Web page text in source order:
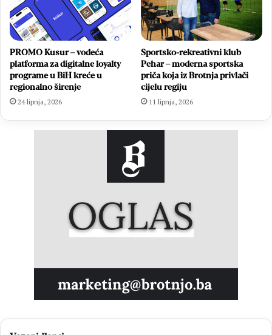
PROMO Kusur – vodeća
platforma za digitalne loyalty
programe u BiH kreće u
regionalno širenje
24 lipnja, 2026
Sportsko-rekreativni klub
Pehar – moderna sportska
priča koja iz Brotnja privlači
cijelu regiju
11 lipnja, 2026